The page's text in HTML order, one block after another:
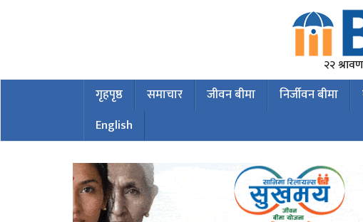
२२
गृहपृष्ठ समाचार जीवन बीमा निर्जीवन बीमा
English